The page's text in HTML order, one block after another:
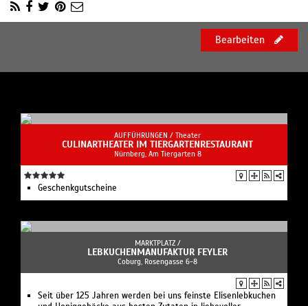
Bearbeiten
AUFFÜHRUNGEN / Theater
CULINARTHEATER IM TIERGARTENRESTAURANT
Nürnberg, Am Tiergarten 8
Geschenkgutscheine
MARKTPLATZ /
LEBKUCHENMANUFAKTUR FEYLER
Coburg, Rosengasse 6-8
Seit über 125 Jahren werden bei uns feinste Elisenlebkuchen